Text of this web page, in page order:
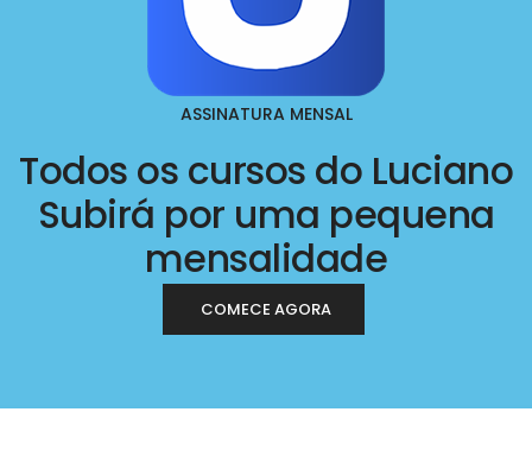
ASSINATURA MENSAL
Todos os cursos do Luciano
Subirá por uma pequena
mensalidade
COMECE AGORA